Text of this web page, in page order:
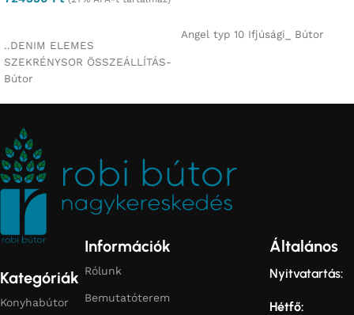
..DENIM ELEMES
SZEKRÉNYSOR ÖSSZEÁLLÍTÁS-
Bútor
Angel typ 10 Ifjúsági_ Bútor
Kategóriák
Konyhabútor
Információk
Rólunk
Bemutatóterem
Általános
Nyitvatartás:
Hétfő: